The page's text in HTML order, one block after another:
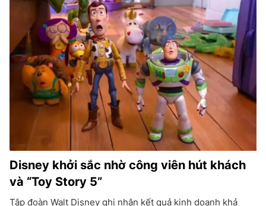
Disney khởi sắc nhờ công viên hút khách
và “Toy Story 5”
Tập đoàn Walt Disney ghi nhận kết quả kinh doanh khả